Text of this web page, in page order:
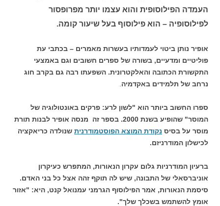
העמדה הפילוסופית והוא עצמו יותר מפרופסור
לפילוסופיה – הוא פילוסוף בעל שיעור קומה.
אופיר נותן ביטוי לעמדותיו בעשרות מאמרים – בכתבי עת
פוליטיים ומדעיים, בשורה של ספרים חשובים וגם באמצעי
התקשורת הכתובה והאלקטרונית. השפעתו רבה גם בקרב חוג
נרחב של תלמידים באקדמיה
ספרו החשוב ביותר הוא "לשון לרע: פרקים באונטולוגיה של
המוסר" שהופיע בשנת 2000. בספר זה
מנסה אופיר לבנות תורת
מוסר על בסיס נקודת המוצא הפוסטמודרנית שנולדה כריאקציה
לכישלון המודרניזם.
ברעיון המודרניות גלום עקרון הנאורות, המתפרש כעיקרון
אוניברסאלי של התבונה, שיש לה תוקף זהה אצל כל בני האדם.
סיסמת הנאורות, אמר הפילוסוף הגרמני עמנואל קנט, היא: "אזור
אומץ להשתמש בשכלך שלך".